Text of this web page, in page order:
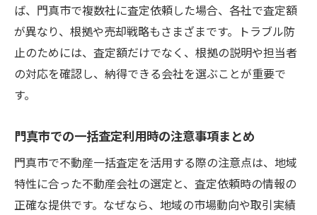
ば、門真市で複数社に査定依頼した場合、各社で査定額
が異なり、根拠や売却戦略もさまざまです。トラブル防
止のためには、査定額だけでなく、根拠の説明や担当者
の対応を確認し、納得できる会社を選ぶことが重要で
す。
門真市での一括査定利用時の注意事項まとめ
門真市で不動産一括査定を活用する際の注意点は、地域
特性に合った不動産会社の選定と、査定依頼時の情報の
正確な提供です。なぜなら、地域の市場動向や取引実績